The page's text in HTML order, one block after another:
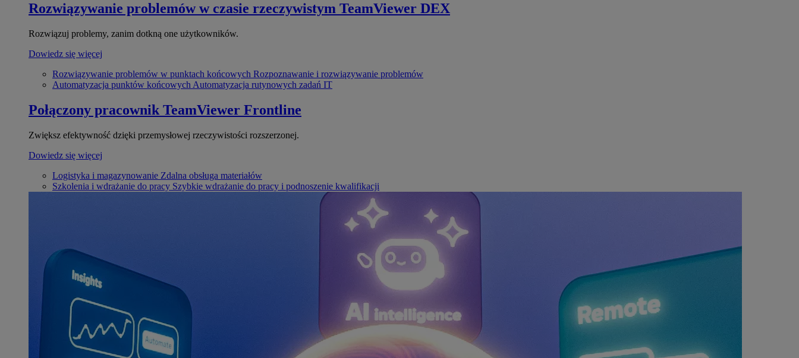
Rozwiązywanie problemów w czasie rzeczywistym TeamViewer DEX
Rozwiązuj problemy, zanim dotkną one użytkowników.
Dowiedz się więcej
Rozwiązywanie problemów w punktach końcowych Rozpoznawanie i rozwiązywanie problemów
Automatyzacja punktów końcowych Automatyzacja rutynowych zadań IT
Połączony pracownik TeamViewer Frontline
Zwiększ efektywność dzięki przemysłowej rzeczywistości rozszerzonej.
Dowiedz się więcej
Logistyka i magazynowanie Zdalna obsługa materiałów
Szkolenia i wdrażanie do pracy Szybkie wdrażanie do pracy i podnoszenie kwalifikacji